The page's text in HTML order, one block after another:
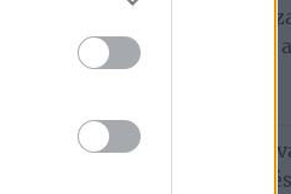
Rendkívüli hőség a
Hortobágyon – ezekre
érdemes felkészülni
Augusztusi
– koncert, tánc, mozi